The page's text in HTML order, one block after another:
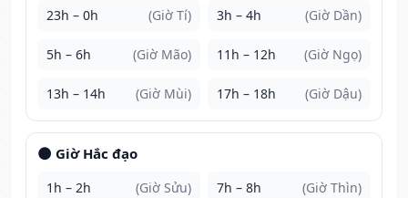
23h – 0h (Giờ Tí) 3h – 4h (Giờ Dần)
5h – 6h (Giờ Mão) 11h – 12h (Giờ Ngọ)
13h – 14h (Giờ Mùi) 17h – 18h (Giờ Dậu)
🌑 Giờ Hắc đạo
1h – 2h (Giờ Sửu) 7h – 8h (Giờ Thìn)